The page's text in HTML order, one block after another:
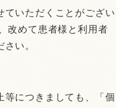
ていただくことがござい
改めて患者様と利用者
い。
等につきましても、「個